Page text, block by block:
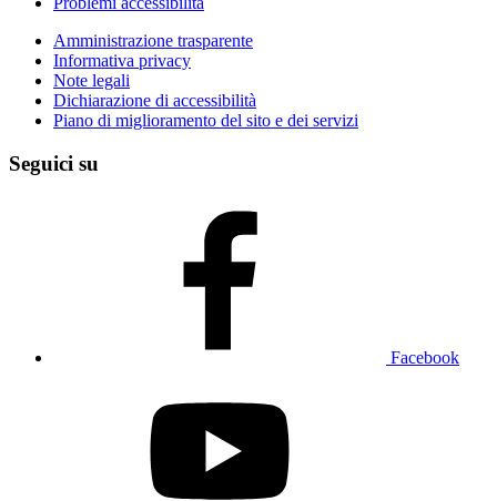
Amministrazione trasparente
Informativa privacy
Note legali
Dichiarazione di accessibilità
Piano di miglioramento del sito e dei servizi
Seguici su
Facebook